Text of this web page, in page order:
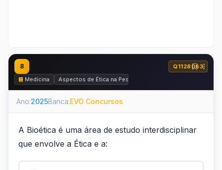
8
Q1128063
Medicina
Aspectos de Ética na Pesquisa, Ética Médica e Perícia
Ano:2025Banca:EVO Concursos
A Bioética é uma área de estudo interdisciplinar
que envolve a Ética e a: